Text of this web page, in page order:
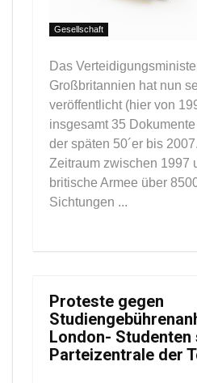
Gesellschaft
Das
Großbritannien hat nun
veröffentlicht (hier von
insgesamt 35
der späten 50´er bis
Zeitraum zwischen 1997
britische Armee über
Sichtungen ...
Proteste gegen
London- Studenten
Parteizentrale der